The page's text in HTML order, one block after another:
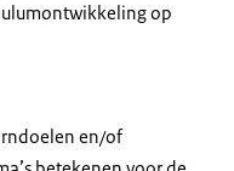
op
en/of